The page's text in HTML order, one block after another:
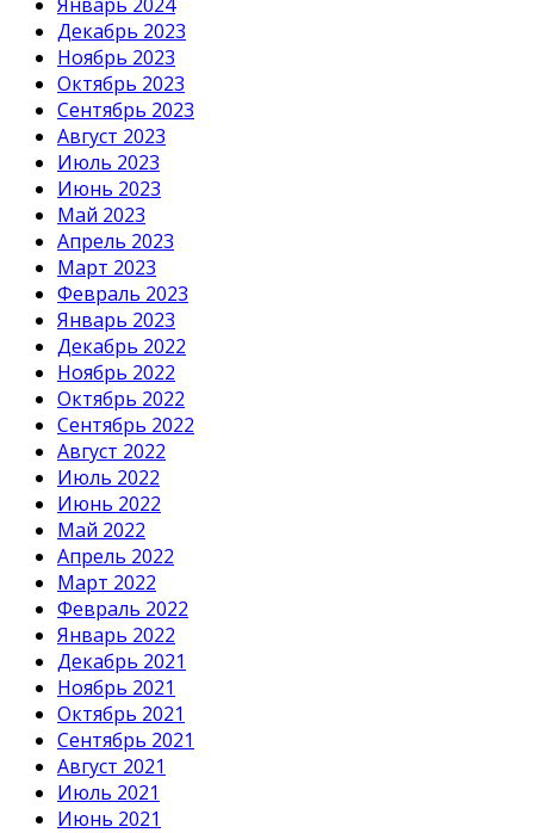
Январь 2024
Декабрь 2023
Ноябрь 2023
Октябрь 2023
Сентябрь 2023
Август 2023
Июль 2023
Июнь 2023
Май 2023
Апрель 2023
Март 2023
Февраль 2023
Январь 2023
Декабрь 2022
Ноябрь 2022
Октябрь 2022
Сентябрь 2022
Август 2022
Июль 2022
Июнь 2022
Май 2022
Апрель 2022
Март 2022
Февраль 2022
Январь 2022
Декабрь 2021
Ноябрь 2021
Октябрь 2021
Сентябрь 2021
Август 2021
Июль 2021
Июнь 2021